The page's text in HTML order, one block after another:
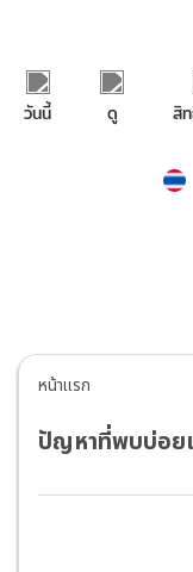
วันนี้ ดู สิ
หน้าแรก
ปัญหาที่พบบ่อย